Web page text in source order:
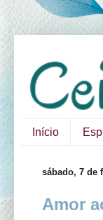
Início
sábado, 7 de
Amor